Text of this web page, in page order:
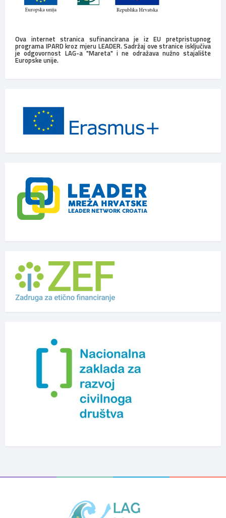
Ova internet stranica sufinancirana je iz EU pretpristupnog
programa IPARD kroz mjeru LEADER. Sadržaj ove stranice isključiva
je odgovornost LAG-a "Mareta" i ne odražava nužno stajalište
Europske unije.